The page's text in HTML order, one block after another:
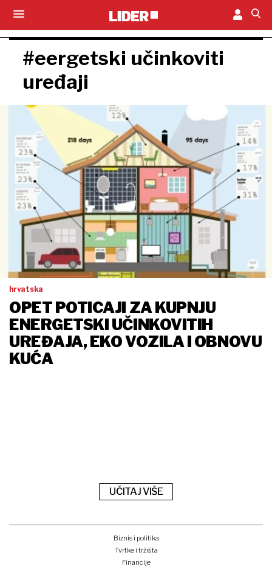
#eergetski učinkoviti
uređaji
hrvatska
OPET POTICAJI ZA KUPNJU
ENERGETSKI UČINKOVITIH
UREĐAJA, EKO VOZILA I OBNOVU
KUĆA
UČITAJ VIŠE
Biznis i politika
Tvrtke i tržišta
Financije